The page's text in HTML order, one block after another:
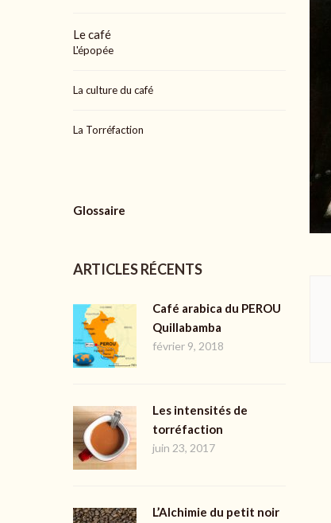
Le café
L'épopée
La culture du café
La Torréfaction
Glossaire
ARTICLES RÉCENTS
Café arabica du PEROU
Quillabamba
février 9, 2018
Les intensités de
torréfaction
juin 23, 2017
L’Alchimie du petit noir